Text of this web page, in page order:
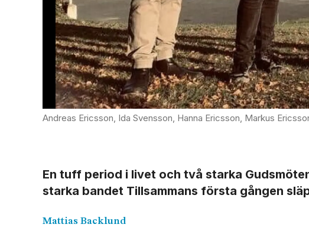
Andreas Ericsson, Ida Svensson, Hanna Ericsson, Markus Ericsson, Thorbjörn Ogstedt och Thomas Engvall utgör bandet
En tuff period i livet och två starka
starka bandet Tillsammans första gången
Mattias Backlund